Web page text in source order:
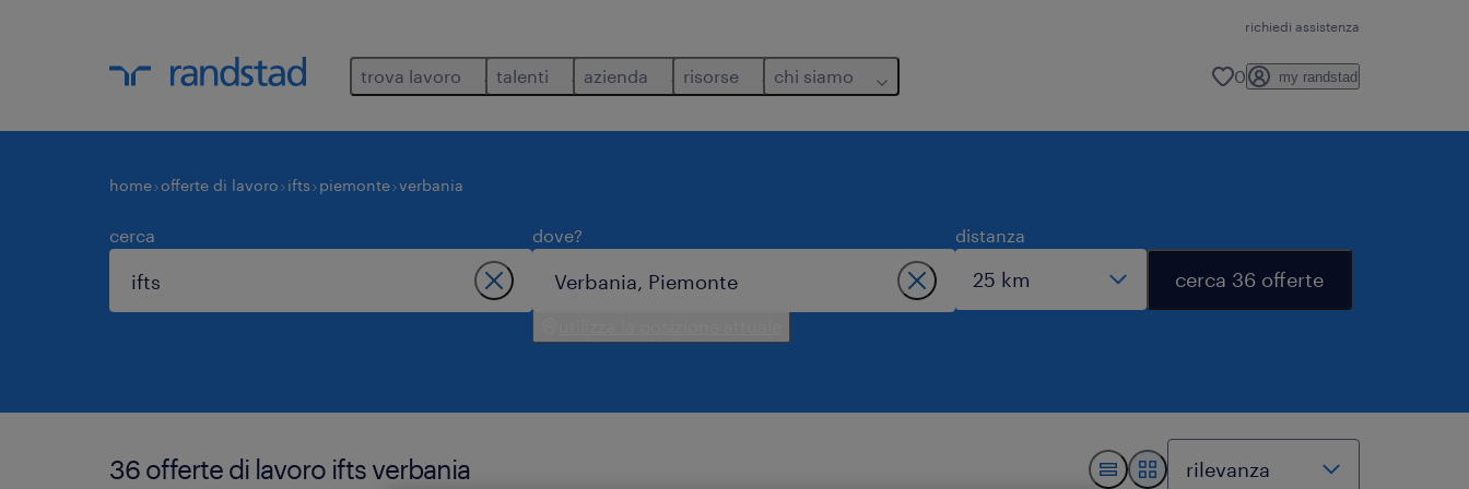
richiedi assistenza
trova lavoro talenti azienda risorse chi siamo 0 my randstad
home offerte di lavoro ifts piemonte verbania
cerca dove? distanza
cerca 36 offerte
36 offerte di lavoro ifts verbania